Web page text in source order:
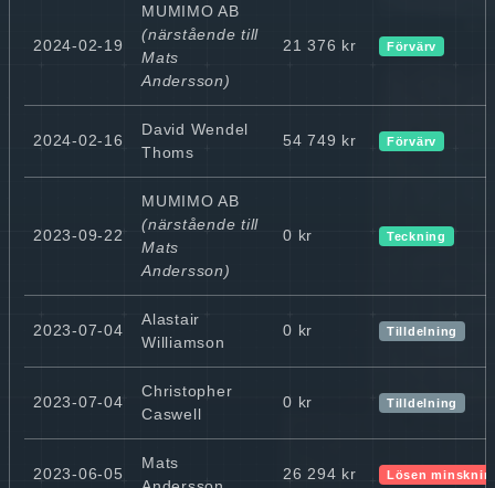
2024-02-19
MUMIMO AB
(närstående till
Mats
Andersson)
21 376 kr Förvärv
2024-02-16
David Wendel
Thoms
54 749 kr Förvärv
2023-09-22
MUMIMO AB
(närstående till
Mats
Andersson)
0 kr Teckning
2023-07-04
Alastair
Williamson
0 kr Tilldelning
2023-07-04
Christopher
Caswell
0 kr Tilldelning
2023-06-05
Mats
26 294 kr Lösen